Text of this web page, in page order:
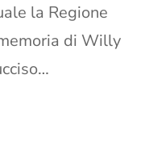
la Regione
di Willy